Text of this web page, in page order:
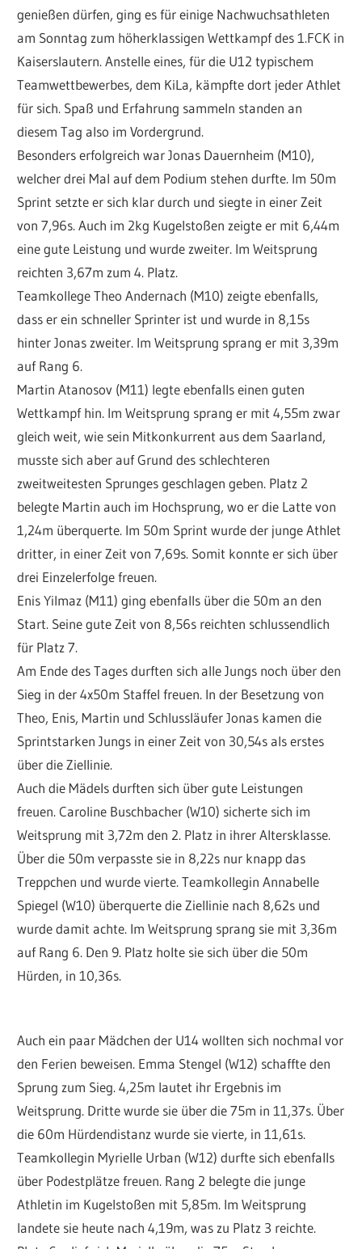
genießen dürfen, ging es für einige Nachwuchsathleten
am Sonntag zum höherklassigen Wettkampf des 1.FCK in
Kaiserslautern. Anstelle eines, für die U12 typischem
Teamwettbewerbes, dem KiLa, kämpfte dort jeder Athlet
für sich. Spaß und Erfahrung sammeln standen an
diesem Tag also im Vordergrund.
Besonders erfolgreich war Jonas Dauernheim (M10),
welcher drei Mal auf dem Podium stehen durfte. Im 50m
Sprint setzte er sich klar durch und siegte in einer Zeit
von 7,96s. Auch im 2kg Kugelstoßen zeigte er mit 6,44m
eine gute Leistung und wurde zweiter. Im Weitsprung
reichten 3,67m zum 4. Platz.
Teamkollege Theo Andernach (M10) zeigte ebenfalls,
dass er ein schneller Sprinter ist und wurde in 8,15s
hinter Jonas zweiter. Im Weitsprung sprang er mit 3,39m
auf Rang 6.
Martin Atanosov (M11) legte ebenfalls einen guten
Wettkampf hin. Im Weitsprung sprang er mit 4,55m zwar
gleich weit, wie sein Mitkonkurrent aus dem Saarland,
musste sich aber auf Grund des schlechteren
zweitweitesten Sprunges geschlagen geben. Platz 2
belegte Martin auch im Hochsprung, wo er die Latte von
1,24m überquerte. Im 50m Sprint wurde der junge Athlet
dritter, in einer Zeit von 7,69s. Somit konnte er sich über
drei Einzelerfolge freuen.
Enis Yilmaz (M11) ging ebenfalls über die 50m an den
Start. Seine gute Zeit von 8,56s reichten schlussendlich
für Platz 7.
Am Ende des Tages durften sich alle Jungs noch über den
Sieg in der 4x50m Staffel freuen. In der Besetzung von
Theo, Enis, Martin und Schlussläufer Jonas kamen die
Sprintstarken Jungs in einer Zeit von 30,54s als erstes
über die Ziellinie.
Auch die Mädels durften sich über gute Leistungen
freuen. Caroline Buschbacher (W10) sicherte sich im
Weitsprung mit 3,72m den 2. Platz in ihrer Altersklasse.
Über die 50m verpasste sie in 8,22s nur knapp das
Treppchen und wurde vierte. Teamkollegin Annabelle
Spiegel (W10) überquerte die Ziellinie nach 8,62s und
wurde damit achte. Im Weitsprung sprang sie mit 3,36m
auf Rang 6. Den 9. Platz holte sie sich über die 50m
Hürden, in 10,36s.
Auch ein paar Mädchen der U14 wollten sich nochmal vor
den Ferien beweisen. Emma Stengel (W12) schaffte den
Sprung zum Sieg. 4,25m lautet ihr Ergebnis im
Weitsprung. Dritte wurde sie über die 75m in 11,37s. Über
die 60m Hürdendistanz wurde sie vierte, in 11,61s.
Teamkollegin Myrielle Urban (W12) durfte sich ebenfalls
über Podestplätze freuen. Rang 2 belegte die junge
Athletin im Kugelstoßen mit 5,85m. Im Weitsprung
landete sie heute nach 4,19m, was zu Platz 3 reichte.